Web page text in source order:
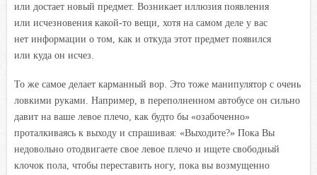
или достает новый предмет. Возникает иллюзия появления
или исчезновения какой-то вещи, хотя на самом деле у вас
нет информации о том, как и откуда этот предмет появился
или куда он исчез.
То же самое делает карманный вор. Это тоже манипулятор с очень
ловкими руками. Например, в переполненном автобусе он сильно
давит на ваше левое плечо, как будто бы «озабоченно»
проталкиваясь к выходу и спрашивая: «Выходите?» Пока Вы
недовольно отодвигаете свое левое плечо и ищете свободный
клочок пола, чтобы переставить ногу, пока вы возмущенно